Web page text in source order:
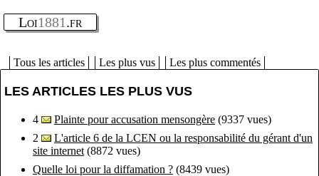
Loi1881 .fr
Tous les articles Les plus vus Les plus commentés
LES ARTICLES LES PLUS VUS
4 Plainte pour accusation mensongère (9337 vues)
2
L'article 6 de la LCEN ou la responsabilité du gérant d'un
site internet (8872 vues)
Quelle loi pour la diffamation ? (8439 vues)